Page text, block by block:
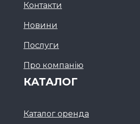
Контакти
Новини
Послуги
Про компанію
КАТАЛОГ
Каталог оренда